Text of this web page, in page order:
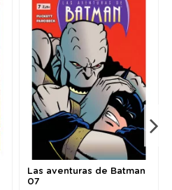
Las aventuras de Batman
07